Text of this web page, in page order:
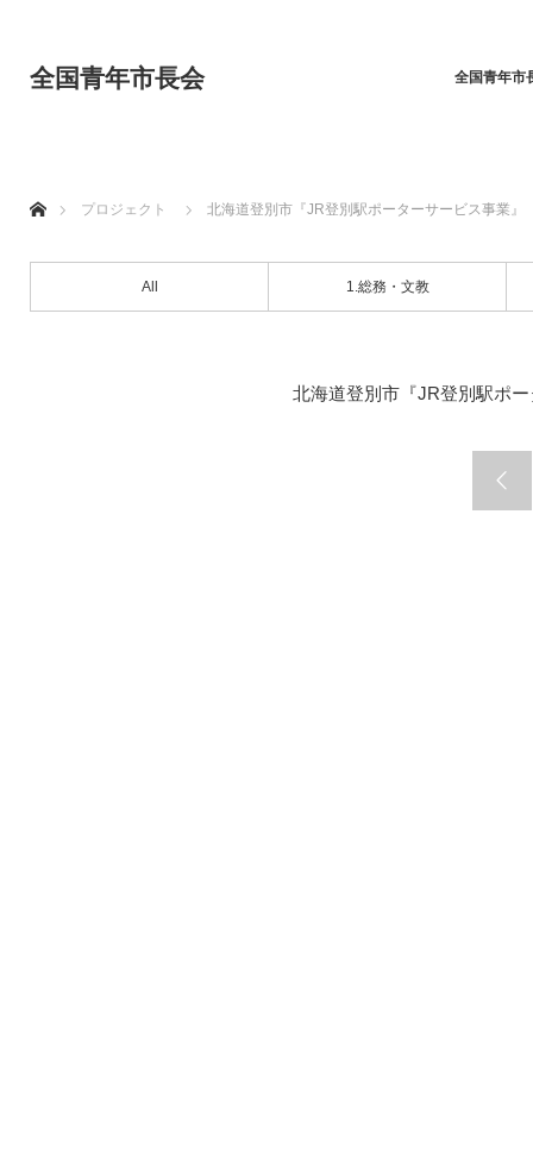
全国青年市長会 全国青年市
プロジェクト
北海道登別市『JR登別駅ポーターサービス事業』
All 1.総務・文教
北海道登別市『JR登別駅ポ